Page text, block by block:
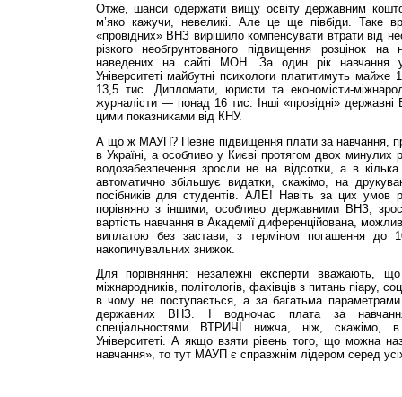
Отже, шанси одержати вищу освіту державним коштом
м’яко кажучи, невеликі. Але це ще півбіди. Таке
«провідних» ВНЗ вирішило компенсувати втрати від
різкого необгрунтованого підвищення розцінок
наведених на сайті МОН. За один рік навчання у
Університеті майбутні психологи платитимуть
13,5 тис. Дипломати, юристи та економісти-
журналісти — понад 16 тис. Інші «провідні»
цими показниками від КНУ.
А що ж МАУП? Певне підвищення плати за навчання,
в Україні, а особливо у Києві протягом двох минулих
водозабезпечення зросли не на відсотки, а в
автоматично збільшує видатки, скажімо, на
посібників для студентів. АЛЕ! Навіть за цих умов
порівняно з іншими, особливо державними ВНЗ,
вартість навчання в Академії диференційована,
виплатою без застави, з терміном погашення до
накопичувальних знижок.
Для порівняння: незалежні експерти вважають, що
міжнародників, політологів, фахівців з питань піару,
в чому не поступається, а за багатьма
державних ВНЗ. І водночас плата за
спеціальностями ВТРИЧІ нижча, ніж, скажімо, в
Університеті. А якщо взяти рівень того, що можна
навчання», то тут МАУП є справжнім лідером серед